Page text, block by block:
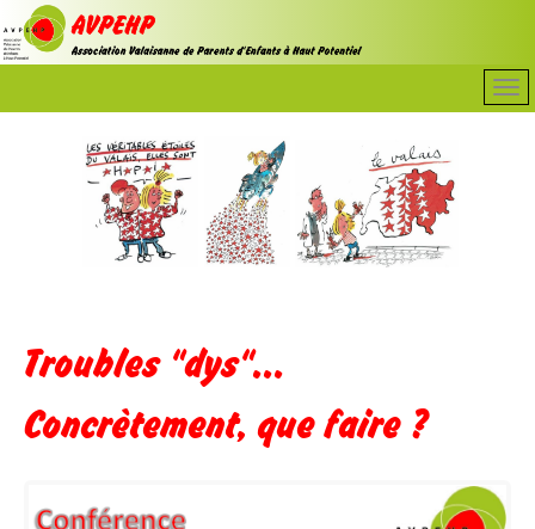
Troubles "dys"...
Concrètement, que faire ?